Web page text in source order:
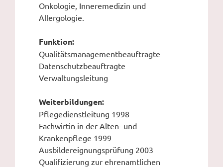
Onkologie, Inneremedizin und
Allergologie.
Funktion:
Qualitätsmanagementbeauftragte
Datenschutzbeauftragte
Verwaltungsleitung
Weiterbildungen:
Pflegedienstleitung 1998
Fachwirtin in der Alten- und
Krankenpflege 1999
Ausbildereignungsprüfung 2003
Qualifizierung zur ehrenamtlichen